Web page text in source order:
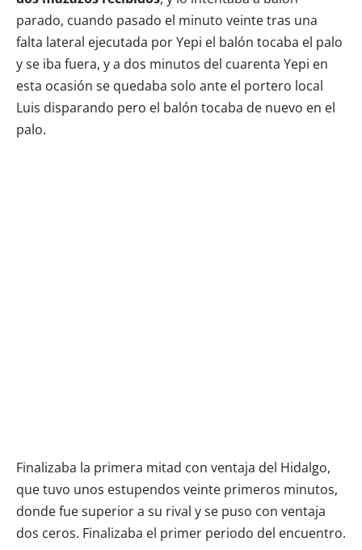
parado, cuando pasado el minuto veinte tras una
falta lateral ejecutada por Yepi el balón tocaba el palo
y se iba fuera, y a dos minutos del cuarenta Yepi en
esta ocasión se quedaba solo ante el portero local
Luis disparando pero el balón tocaba de nuevo en el
palo.
Finalizaba la primera mitad con ventaja del Hidalgo,
que tuvo unos estupendos veinte primeros minutos,
donde fue superior a su rival y se puso con ventaja
dos ceros. Finalizaba el primer periodo del encuentro.